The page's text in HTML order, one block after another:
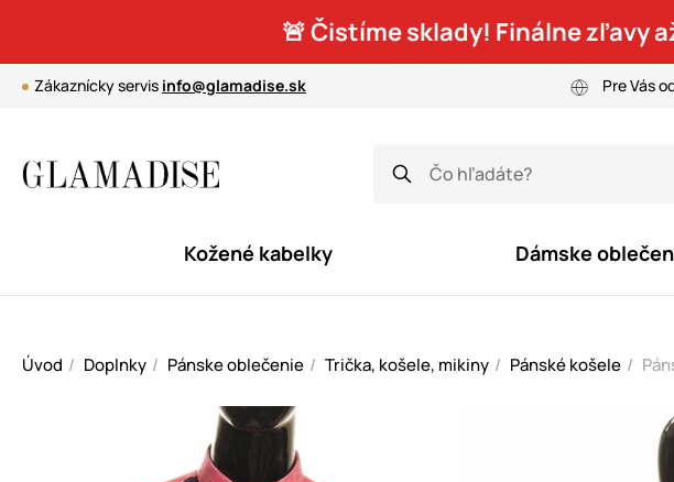
🚨 Čistíme sklady! Finálne zľavy
Zákaznícky servis info@glamadise.sk Pre Vás
Kožené kabelky Dámske
Úvod Doplnky Pánske oblečenie Trička, košele, mikiny Pánské košele